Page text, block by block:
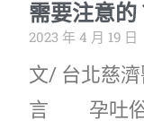
需要注意的
2023 年 4 月 19 日
文/ 台北慈
言 孕吐俗